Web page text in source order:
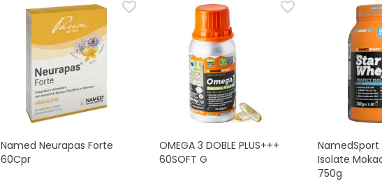
Named Neurapas Forte
60Cpr
OMEGA 3 DOBLE PLUS+++
60SOFT G
Isolate
750g